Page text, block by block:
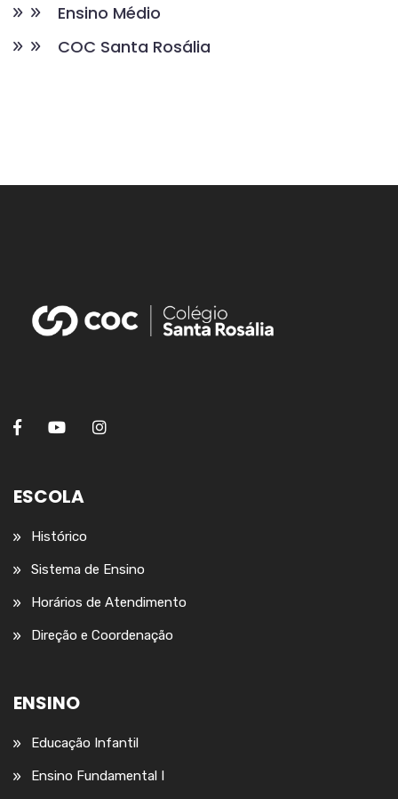
Ensino Médio
COC Santa Rosália
ESCOLA
Histórico
Sistema de Ensino
Horários de Atendimento
Direção e Coordenação
ENSINO
Educação Infantil
Ensino Fundamental I